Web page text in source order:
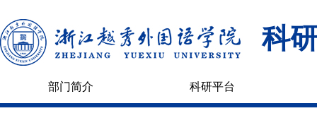
科
部门简介 科研平台